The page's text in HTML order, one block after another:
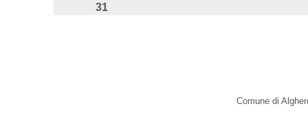
31
Comune di